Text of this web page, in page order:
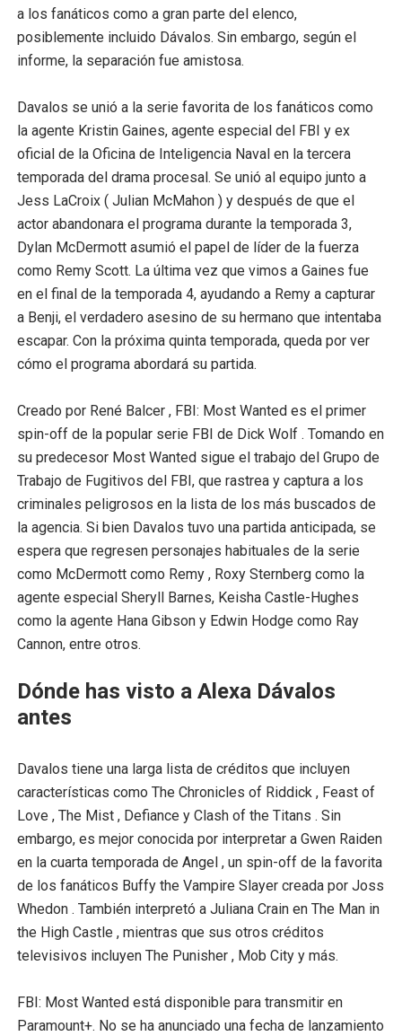
'FBI: Alexa Davalos de Most Wanted sale antes de la
Ride West con Barbie y Ken con las nuevas muñecas
Valak regresa para aterrorizar una escuela en el
Temporada 2 de 'Heartstopper': un vistazo al detrás
Este atuendo icónico de 'Star Wars: The Force
Mira los primeros 10 minutos de 'Spider-Man: Across
La polémica entre Beéle e Isabella Ladera
a los fanáticos como a gran parte del elenco,
posiblemente incluido Dávalos. Sin embargo, según el
informe, la separación fue amistosa.
Davalos se unió a la serie favorita de los fanáticos como
la agente Kristin Gaines, agente especial del FBI y ex
oficial de la Oficina de Inteligencia Naval en la tercera
temporada del drama procesal. Se unió al equipo junto a
Jess LaCroix ( Julian McMahon ) y después de que el
actor abandonara el programa durante la temporada 3,
Dylan McDermott asumió el papel de líder de la fuerza
como Remy Scott. La última vez que vimos a Gaines fue
en el final de la temporada 4, ayudando a Remy a capturar
a Benji, el verdadero asesino de su hermano que intentaba
escapar. Con la próxima quinta temporada, queda por ver
cómo el programa abordará su partida.
Creado por René Balcer , FBI: Most Wanted es el primer
spin-off de la popular serie FBI de Dick Wolf . Tomando en
su predecesor Most Wanted sigue el trabajo del Grupo de
Trabajo de Fugitivos del FBI, que rastrea y captura a los
criminales peligrosos en la lista de los más buscados de
la agencia. Si bien Davalos tuvo una partida anticipada, se
espera que regresen personajes habituales de la serie
como McDermott como Remy , Roxy Sternberg como la
agente especial Sheryll Barnes, Keisha Castle-Hughes
como la agente Hana Gibson y Edwin Hodge como Ray
Cannon, entre otros.
Dónde has visto a Alexa Dávalos
antes
Davalos tiene una larga lista de créditos que incluyen
características como The Chronicles of Riddick , Feast of
Love , The Mist , Defiance y Clash of the Titans . Sin
embargo, es mejor conocida por interpretar a Gwen Raiden
en la cuarta temporada de Angel , un spin-off de la favorita
de los fanáticos Buffy the Vampire Slayer creada por Joss
Whedon . También interpretó a Juliana Crain en The Man in
the High Castle , mientras que sus otros créditos
televisivos incluyen The Punisher , Mob City y más.
FBI: Most Wanted está disponible para transmitir en
Paramount+. No se ha anunciado una fecha de lanzamiento